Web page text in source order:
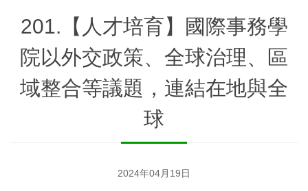
201.【人才培育】國際事務學
院以外交政策、全球治理、區
域整合等議題，連結在地與全
球
2024年04月19日